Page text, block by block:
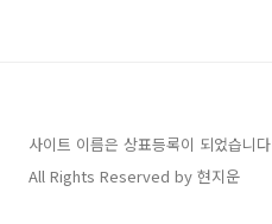
사이트 이름은 상표등록이 되었습니다
All Rights Reserved by 현지운